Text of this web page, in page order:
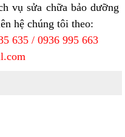
vụ sửa chữa bảo dưỡng
hệ chúng tôi theo:
635 / 0936 995 663